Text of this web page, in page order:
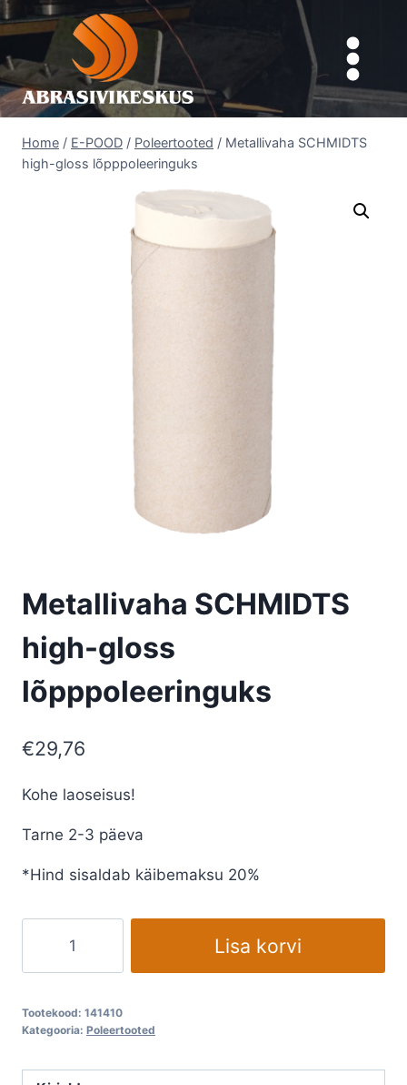
Skip
to
content
Home / E-POOD / Poleertooted / Metallivaha SCHMIDTS
high-gloss lõpppoleeringuks
Metallivaha SCHMIDTS
high-gloss
lõpppoleeringuks
€29,76
Kohe laoseisus!
Tarne 2-3 päeva
*Hind sisaldab käibemaksu 20%
SCHMIDTS
high-
lõpppoleeringuks
Lisa korvi
Tootekood: 141410
Kategooria: Poleertooted